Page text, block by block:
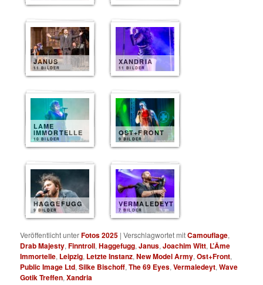
JANUS
11 BILDER
XANDRIA
11 BILDER
LAME
IMMORTELLE
10 BILDER
OST+FRONT
9 BILDER
HAGGEFUGG
9 BILDER
VERMALEDEYT
7 BILDER
Veröffentlicht unterFotos 2025 |Verschlagwortet mitCamouflage,
Drab Majesty,Finntroll,Haggefugg,Janus,Joachim Witt, L’Âme
Immortelle, Leipzig, Letzte Instanz,New Model Army,Ost+Front,
Public Image Ltd,Silke Bischoff,The 69 Eyes,Vermaledeyt,Wave
Gotik Treffen,Xandria